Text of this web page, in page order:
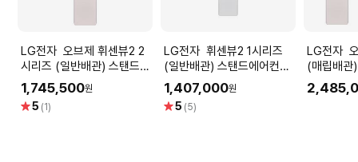
LG전자 오브제 휘센뷰2 2
시리즈 (일반배관) 스탠드에
어컨 FQ18FU2BB1 (냉방
58.5㎡) 실외기포함 [전국
기본설치 포함]
1,745,500원
별5 (1)
LG전자 휘센뷰2 1시리즈
(일반배관) 스탠드에어컨
FQ18FU1EB1 (냉방58.5
㎡) 실외기포함 [전국기본설
치비 포함]
1,407,000원
별5 (5)
LG전자 오브제 휘센뷰2
(매립배관
㎡+18.7